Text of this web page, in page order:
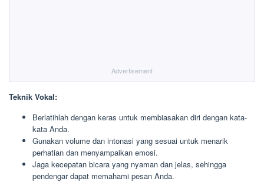
Advertisement
Teknik Vokal:
Berlatihlah dengan keras untuk membiasakan diri dengan kata-
kata Anda.
Gunakan volume dan intonasi yang sesuai untuk menarik
perhatian dan menyampaikan emosi.
Jaga kecepatan bicara yang nyaman dan jelas, sehingga
pendengar dapat memahami pesan Anda.